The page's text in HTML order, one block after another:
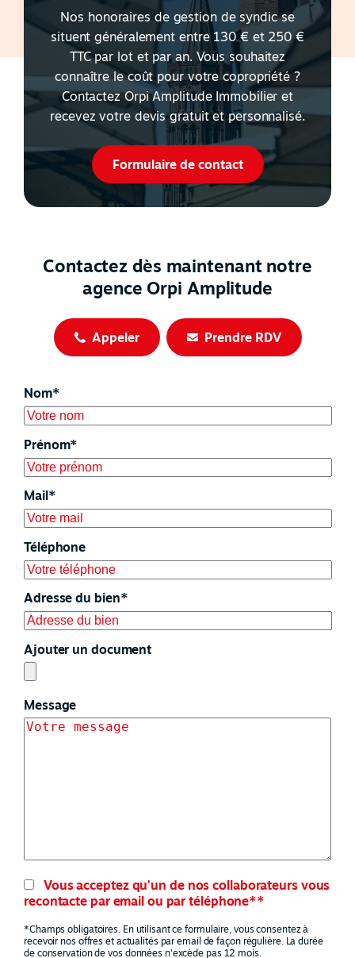
Nos honoraires de gestion de syndic se
situent généralement entre 130 € et 250 €
TTC par lot et par an. Vous souhaitez
connaître le coût pour votre copropriété ?
Contactez Orpi Amplitude Immobilier et
recevez votre devis gratuit et personnalisé.
Formulaire de contact
Contactez dès maintenant notre
agence Orpi Amplitude
Appeler Prendre RDV
Nom*
Prénom*
Mail*
Téléphone
Adresse du bien*
Ajouter un document
Message
Vous acceptez qu'un de nos collaborateurs vous
recontacte par email ou par téléphone**
*Champs obligatoires. En utilisant ce formulaire, vous consentez à
recevoir nos offres et actualités par email de façon régulière. La durée
de conservation de vos données n'excède pas 12 mois.